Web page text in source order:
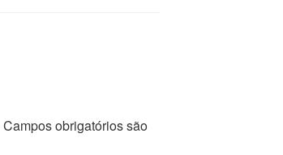
Campos obrigatórios são